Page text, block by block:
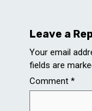
Leave a
Your email
fields are
Comment *